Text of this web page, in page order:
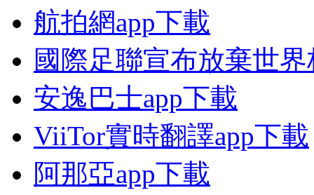
航拍網app下載
國際足聯宣布放棄世
安逸巴士app下載
ViiTor實時翻譯app下載
阿那亞app下載